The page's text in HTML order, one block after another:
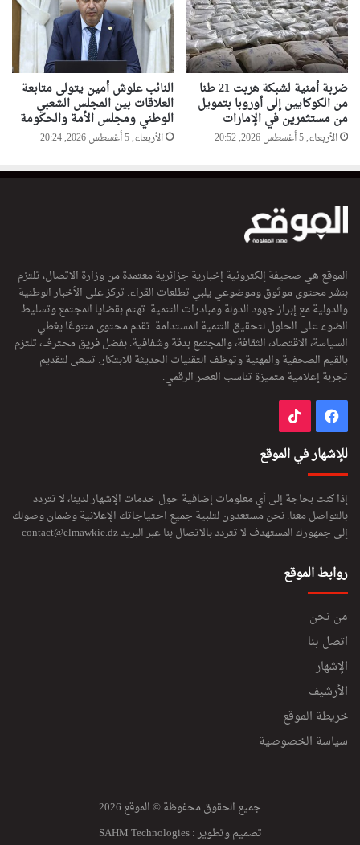
ضربة أمنية لشبكة هربت 21 طنا
من الكوكايين إلى أوروبا بتمويل
من مستثمرين في الإمارات
الأربعاء, 5 أغسطس 2026, 20:52
النائب علوش أمين يتولى متابعة
العلاقات بين المجلس الشعبي
الوطني ومجلس الأمة والحكومة
الأربعاء, 5 أغسطس 2026, 20:24
الموقع هي صحيفة إلكترونية إخبارية جزائرية معتمدة من وزارة الاتصال، تلتزم
بنشر محتوى موثوق وموضوعي يلبي تطلعات القراء. تركز على الأخبار الوطنية
والدولية مع إبراز جهود الدولة ومبادرات التنمية. تهتم بقضايا المجتمع وتسليط
الضوء على الحلول لتحقيق التنمية المستدامة. تقدم محتوى متنوعًا يغطي
السياسة، الاقتصاد، الثقافة، والمجتمع بدقة وشفافية. بفضل فريق محترف، تلتزم
بالقيم الصحفية والمهنية وتوظف التقنيات الحديثة للابتكار. تسعى لتقديم
تجربة إعلامية متميزة تناسب العصر الرقمي.
فيسبوك
للإشهار في الموقع
إذا كنت بحاجة إلى أي معلومات إضافية حول خدمات الإشهار لدينا، لا تتردد
بالتواصل معنا. نحن مستعدون لتلبية جميع احتياجاتك الإعلانية وضمان وصولك
إلى جمهورك المستهدف لا تتردد بالاتصال بنا عبر البريدcontact@elmawkie.dz
روابط الموقع
من نحن
اتصل بنا
الإشهار
الأرشيف
خريطة الموقع
سياسة الخصوصية
جميع الحقوق محفوظة © الموقع 2026
تصميم وتطوير :SAHM Technologies